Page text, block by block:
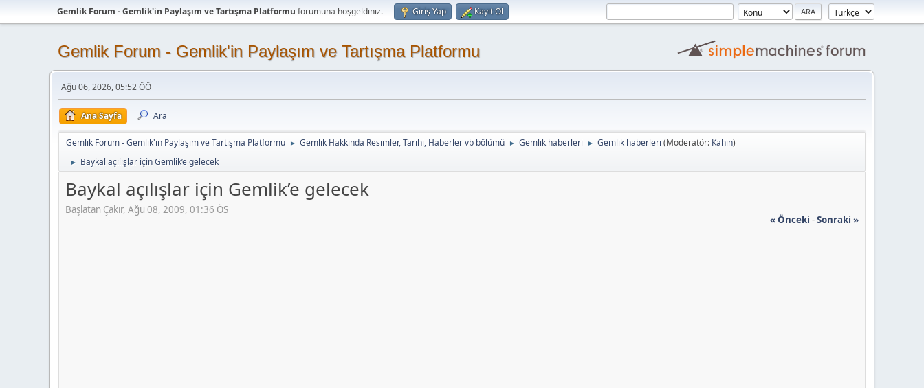
Gemlik Forum - Gemlik'in Paylaşım ve Tartışma Platformu forumuna hoşgeldiniz. Giriş Yap Kayıt Ol
Gemlik Forum - Gemlik'in Paylaşım ve Tartışma Platformu
Ağu 06, 2026, 05:52 ÖÖ
Ana Sayfa Ara
Gemlik Forum - Gemlik'in Paylaşım ve Tartışma Platformu ► Gemlik Hakkında Resimler, Tarihi, Haberler vb bölümü ► Gemlik haberleri ► Gemlik haberleri (Moderatör: Kahin)
► Baykal açılışlar için Gemlik’e gelecek
Baykal açılışlar için Gemlik’e gelecek
Başlatan Çakır, Ağu 08, 2009, 01:36 ÖS
« Önceki -Sonraki »